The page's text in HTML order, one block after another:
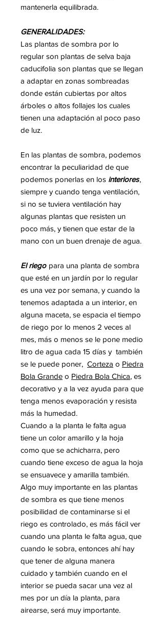
mantenerla equilibrada.
GENERALIDADES:
Las plantas de sombra por lo
regular son plantas de selva baja
caducifolia son plantas que se llegan
a adaptar en zonas sombreadas
donde están cubiertas por altos
árboles o altos follajes los cuales
tienen una adaptación al poco paso
de luz.
En las plantas de sombra, podemos
encontrar la peculiaridad de que
podemos ponerlas en los interiores,
siempre y cuando tenga ventilación,
si no se tuviera ventilación hay
algunas plantas que resisten un
poco más, y tienen que estar de la
mano con un buen drenaje de agua.
El riego para una planta de sombra
que esté en un jardín por lo regular
es una vez por semana, y cuando la
tenemos adaptada a un interior, en
alguna maceta, se espacia el tiempo
de riego por lo menos 2 veces al
mes, más o menos se le pone medio
litro de agua cada 15 días y también
se le puede poner, Corteza o Piedra
Bola Grande o Piedra Bola Chica, es
decorativo y a la vez ayuda para que
tenga menos evaporación y resista
más la humedad.
Cuando a la planta le falta agua
tiene un color amarillo y la hoja
como que se achicharra, pero
cuando tiene exceso de agua la hoja
se ensuavece y amarilla también.
Algo muy importante en las plantas
de sombra es que tiene menos
posibilidad de contaminarse si el
riego es controlado, es más fácil ver
cuando una planta le falta agua, que
cuando le sobra, entonces ahí hay
que tener de alguna manera
cuidado y también cuando en el
interior se pueda sacar una vez al
mes por un día la planta, para
airearse, será muy importante.